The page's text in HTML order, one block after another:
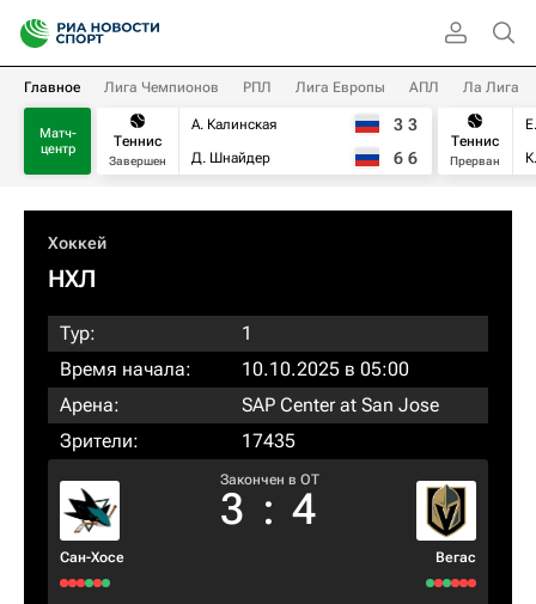
Главное Лига Чемпионов РПЛ Лига Европы АПЛ Ла Лига
Матч-
центр
Теннис
Завершен
А. Калинская
Д. Шнайдер
3 3
6 6
Теннис
Прерван
Хоккей
НХЛ
Тур:
1
Время начала:
10.10.2025 в 05:00
Арена:
SAP Center at San Jose
Зрители:
17435
Сан-Хосе
Закончен в OT
3 : 4
Вегас